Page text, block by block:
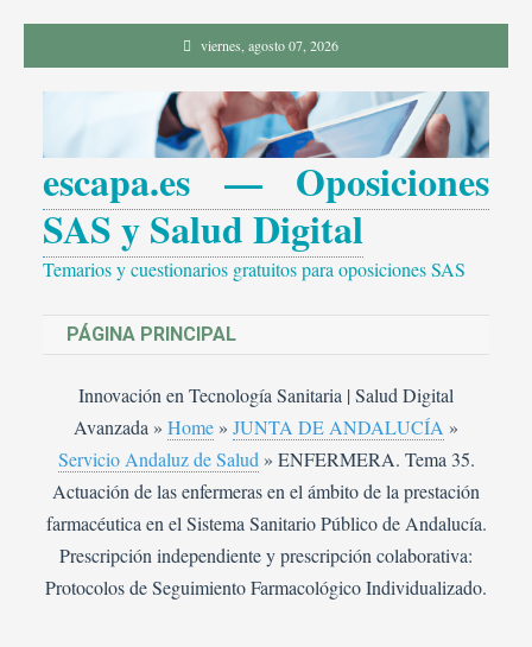
al
viernes, agosto 07, 2026
escapa.es — Oposiciones
SAS y Salud Digital
Temarios y cuestionarios gratuitos para oposiciones SAS
PÁGINA PRINCIPAL
Innovación en Tecnología Sanitaria | Salud Digital
Avanzada » Home » JUNTA DE ANDALUCÍA »
Servicio Andaluz de Salud » ENFERMERA. Tema 35.
Actuación de las enfermeras en el ámbito de la prestación
farmacéutica en el Sistema Sanitario Público de Andalucía.
Prescripción independiente y prescripción colaborativa:
Protocolos de Seguimiento Farmacológico Individualizado.